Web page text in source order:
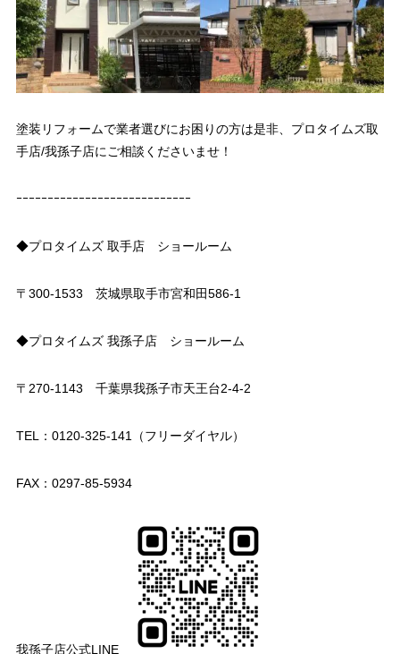
塗装リフォームで業者選びにお困りの方は是非、プロタイムズ取
手店/我孫子店にご相談くださいませ！
ｰｰｰｰｰｰｰｰｰｰｰｰｰｰｰｰｰｰｰｰｰｰｰｰｰｰｰｰ
◆プロタイムズ 取手店 ショールーム
〒300-1533 茨城県取手市宮和田586-1
◆プロタイムズ 我孫子店 ショールーム
〒270-1143 千葉県我孫子市天王台2-4-2
TEL：0120-325-141（フリーダイヤル）
FAX：0297-85-5934
我孫子店公式LINE